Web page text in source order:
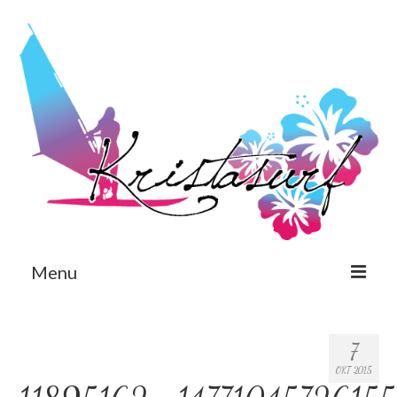
Menu
Avaleht
7
OKT 2015